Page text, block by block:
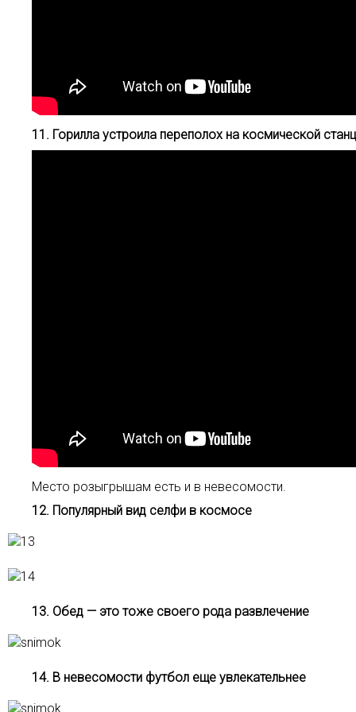
11. Горилла устроила переполох на космической
Место розыгрышам есть и в невесомости.
12. Популярный вид селфи в космосе
13. Обед — это тоже своего рода развлечение
14. В невесомости футбол еще увлекательнее